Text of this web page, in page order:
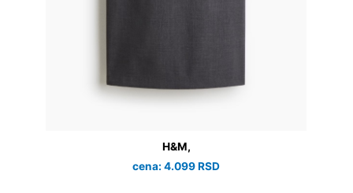
H&M,
cena: 4.099 RSD